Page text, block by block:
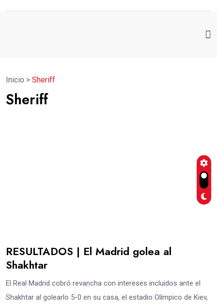
Inicio > Sheriff
Sheriff
RESULTADOS | El Madrid golea al
Shakhtar
El Real Madrid cobró revancha con intereses incluidos ante el
Shakhtar al golearlo 5-0 en su casa, el estadio Olímpico de Kiev,